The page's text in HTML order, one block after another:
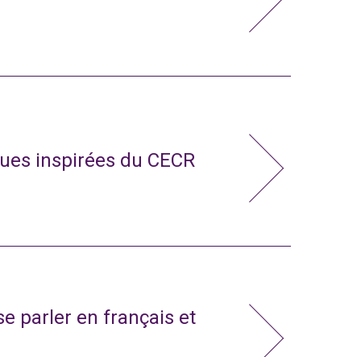
inspirées du CECR
parler en français et